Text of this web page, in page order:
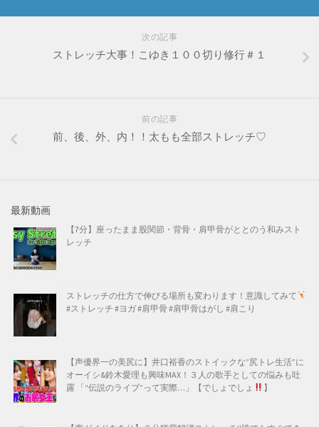
次の記事
ストレッチ大事！こゆき１００切り修行＃１
前の記事
前、後、外、内！！太もも全部ストレッチ♡
最新動画
【7分】座ったまま股関節・背骨・肩甲骨がととのう和みスト
レッチ
ストレッチの仕方で伸びる場所も変わります！意識してみて
#ストレッチ #ヨガ #肩甲骨 #肩甲骨はがし #肩こり
【声優界一の美尻に】井口裕香のストイックな”尻トレ生活”に
オーイシ&鈴木愛理も興味MAX！３人の歌手としての悩みも吐
露 「“伝説のライブ”って実際…」【でしょでしょ
】